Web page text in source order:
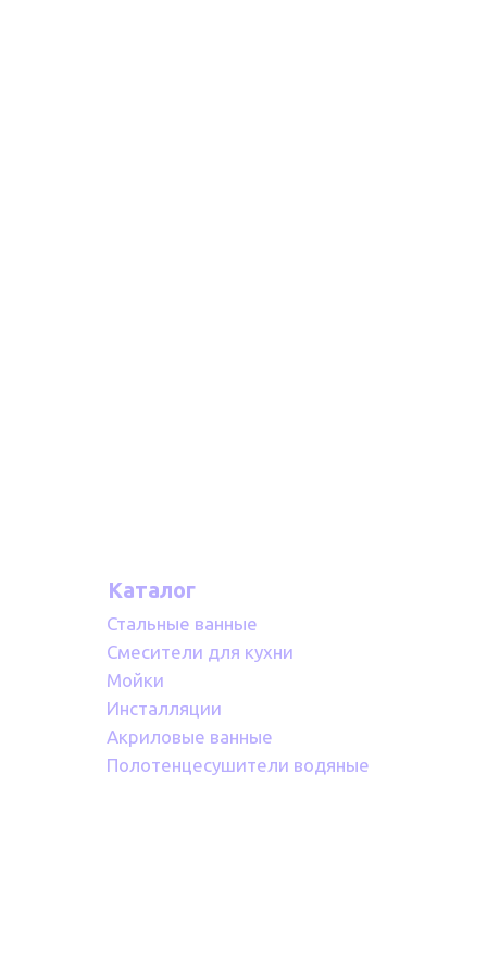
Каталог
Стальные ванные
Смесители для кухни
Мойки
Инсталляции
Акриловые ванные
Полотенцесушители водяные